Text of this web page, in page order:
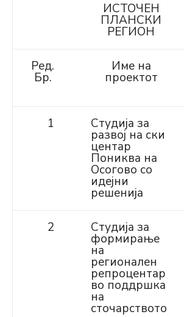
ИСТОЧЕН
ПЛАНСКИ
РЕГИОН
Ред.
Бр.
Име на
проектот
1 Студија за
развој на ски
центар
Пониква на
Осогово со
идејни
решенија
2 Студија за
формирање
на
регионален
репроцентар
во поддршка
на
сточарството